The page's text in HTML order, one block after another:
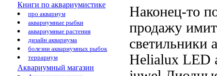
Книги по аквариумистике
про аквариум
аквариумные рыбки
аквариумные растения
дизайн аквариума
болезни аквариумных рыбок
террариум
Аквариумный магазин
Наконец-то
продажу
светильники
Helialux LED